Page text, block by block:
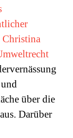
Christina
über die
Darüber